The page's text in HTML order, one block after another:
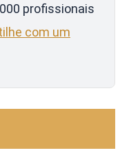
profissionais
com um